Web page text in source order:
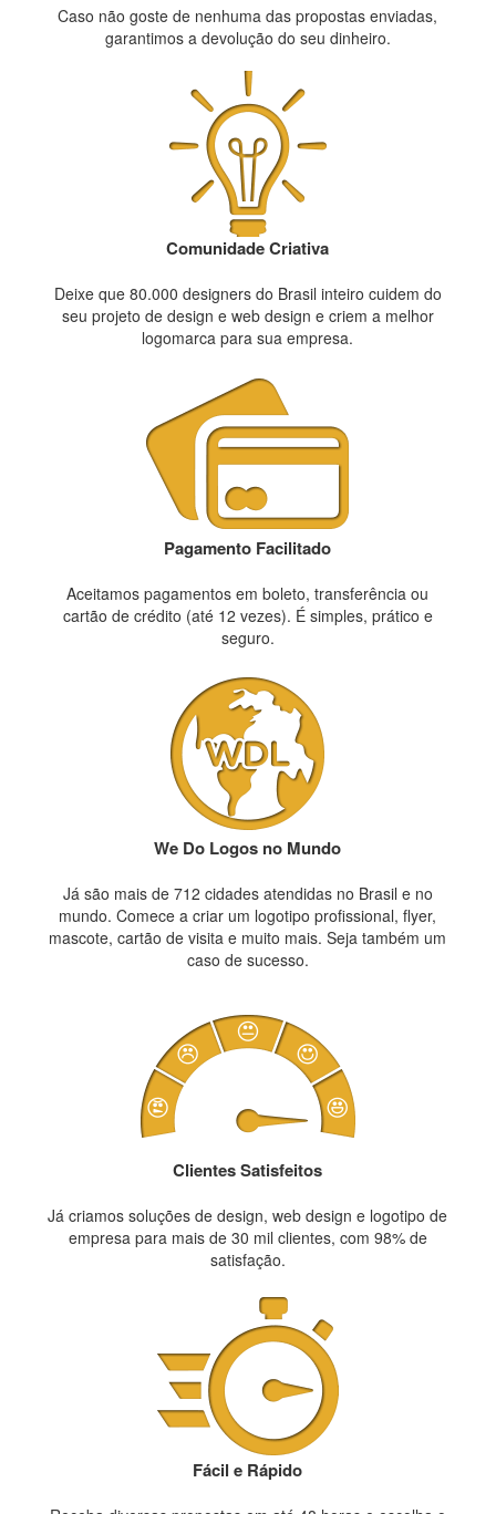
Caso não goste de nenhuma das propostas enviadas,
garantimos a devolução do seu dinheiro.
Comunidade Criativa
Deixe que 80.000 designers do Brasil inteiro cuidem do
seu projeto de design e web design e criem a melhor
logomarca para sua empresa.
Pagamento Facilitado
Aceitamos pagamentos em boleto, transferência ou
cartão de crédito (até 12 vezes). É simples, prático e
seguro.
We Do Logos no Mundo
Já são mais de 712 cidades atendidas no Brasil e no
mundo. Comece a criar um logotipo profissional, flyer,
mascote, cartão de visita e muito mais. Seja também um
caso de sucesso.
Clientes Satisfeitos
Já criamos soluções de design, web design e logotipo de
empresa para mais de 30 mil clientes, com 98% de
satisfação.
Fácil e Rápido